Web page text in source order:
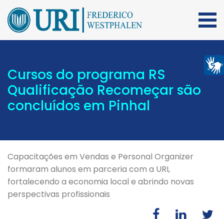
Cursos do programa RS
Qualificação Recomeçar são
concluídos em Pinhal
Capacitações em Vendas e Personal Organizer
formaram alunos em parceria com a URI,
fortalecendo a economia local e abrindo novas
perspectivas profissionais